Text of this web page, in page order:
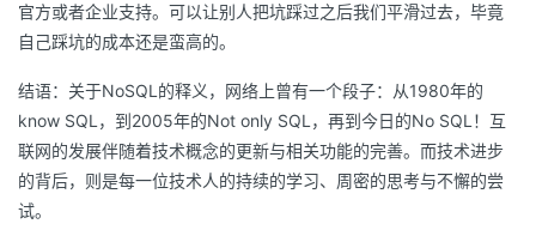
官方或者企业支持。可以让别人把坑踩过之后我们平滑过去，毕竟
自己踩坑的成本还是蛮高的。
结语：关于NoSQL的释义，网络上曾有一个段子：从1980年的
know SQL，到2005年的Not only SQL，再到今日的No SQL！互
联网的发展伴随着技术概念的更新与相关功能的完善。而技术进步
的背后，则是每一位技术人的持续的学习、周密的思考与不懈的尝
试。